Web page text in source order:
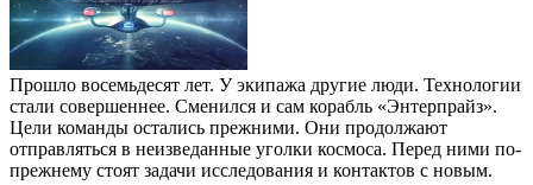
Прошло восемьдесят лет. У экипажа другие люди. Технологии
стали совершеннее. Сменился и сам корабль «Энтерпрайз».
Цели команды остались прежними. Они продолжают
отправляться в неизведанные уголки космоса. Перед ними по-
прежнему стоят задачи исследования и контактов с новым.